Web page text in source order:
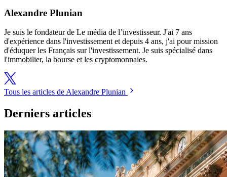
Alexandre Plunian
Je suis le fondateur de Le média de l’investisseur. J'ai 7 ans
d'expérience dans l'investissement et depuis 4 ans, j'ai pour mission
d'éduquer les Français sur l'investissement. Je suis spécialisé dans
l'immobilier, la bourse et les cryptomonnaies.
Tous les articles de Alexandre Plunian
Derniers articles